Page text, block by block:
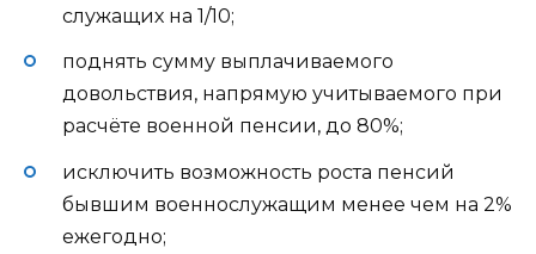
служащих на 1/10;
поднять сумму выплачиваемого
довольствия, напрямую учитываемого при
расчёте военной пенсии, до 80%;
исключить возможность роста пенсий
бывшим военнослужащим менее чем на 2%
ежегодно;